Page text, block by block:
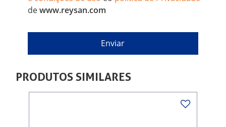
dewww.reysan.com
PRODUTOS SIMILARES